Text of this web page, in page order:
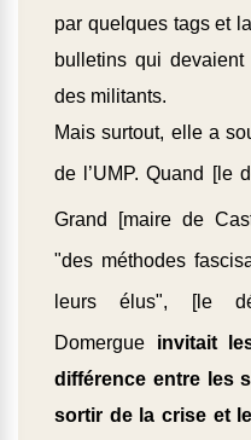
par quelques tags et
bulletins qui
des militants.
Mais surtout, elle a
de l’UMP. Quand [le
Grand [maire de
"des méthodes
leurs élus", [le
Domergue invitait
différence entre les
sortir de la crise et